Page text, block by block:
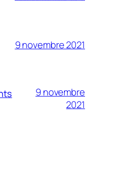
9 novembre 2021
9 novembre
2021